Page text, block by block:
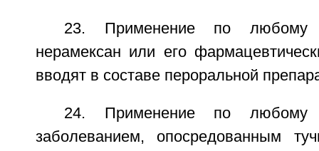
23. Применение по любому
нерамексан или его
вводят в составе пероральной
24. Применение по любому
заболеванием, опосредованным